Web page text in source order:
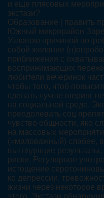
и еще плясовых
экстази?
Образование [ править
Южный микрорайон
Узловою причиной
собой желание
приближения с
воспринимающих
любители вечеринок
чтобы того, чтоб
сделать лучше шеринг
на социальной среде.
преодолевать соц
чувство общности, яко
на массовых
(=маловажный) слабее,
выглядящие результаты,
риски. Регулярное
истощение
ко депрессии,
жизни через некоторое